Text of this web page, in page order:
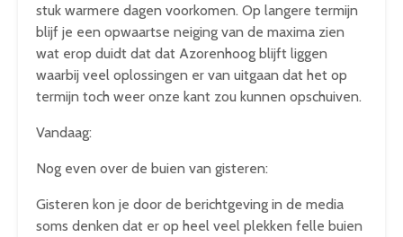
stuk warmere dagen voorkomen. Op langere termijn
blijf je een opwaartse neiging van de maxima zien
wat erop duidt dat dat Azorenhoog blijft liggen
waarbij veel oplossingen er van uitgaan dat het op
termijn toch weer onze kant zou kunnen opschuiven.
Vandaag:
Nog even over de buien van gisteren:
Gisteren kon je door de berichtgeving in de media
soms denken dat er op heel veel plekken felle buien